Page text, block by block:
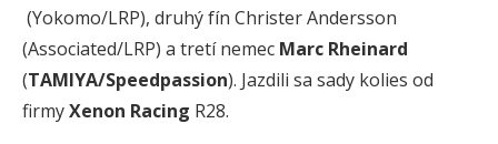
(Yokomo/LRP), druhý fín Christer Andersson
(Associated/LRP) a tretí nemec Marc Rheinard
(TAMIYA/Speedpassion). Jazdili sa sady kolies od
firmyXenon Racing R28.